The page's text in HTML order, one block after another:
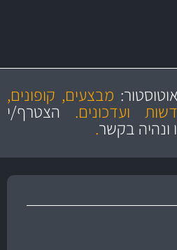
מחירים
הוגנים
והיצע מוצרים איכותי
מבצעים, קופונים,
ועדכונים. הצטרף/י
בקשר.